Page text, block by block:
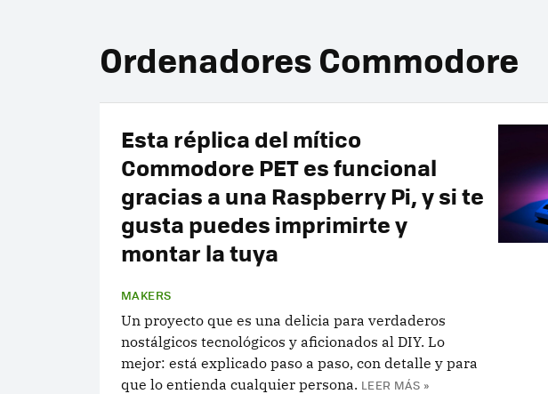
Ordenadores Commodore
Esta réplica del mítico
Commodore PET es funcional
gracias a una Raspberry Pi, y si te
gusta puedes imprimirte y
montar la tuya
MAKERS
Un proyecto que es una delicia para verdaderos
nostálgicos tecnológicos y aficionados al DIY. Lo
mejor: está explicado paso a paso, con detalle y para
que lo entienda cualquier persona. LEER MÁS »